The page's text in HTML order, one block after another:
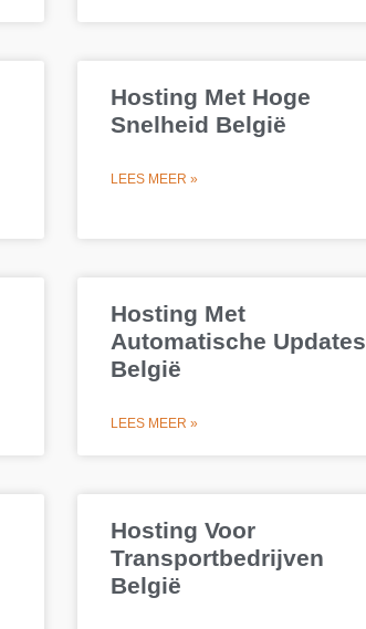
Hosting Met Hoge
Snelheid België
LEES MEER »
Hosting Met
Automatische Updates
België
LEES MEER »
Hosting Voor
Transportbedrijven
België